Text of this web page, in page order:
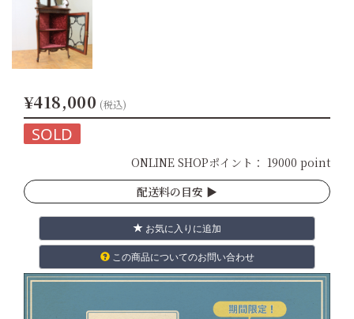
¥418,000 (税込)
SOLD
ONLINE SHOPポイント： 19000 point
配送料の目安 ▶︎
お気に入りに追加
この商品についてのお問い合わせ